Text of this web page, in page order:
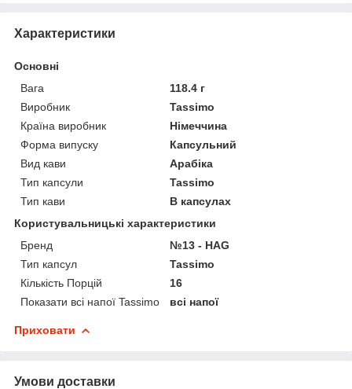
Характеристики
Основні
Вага
118.4 г
Виробник
Tassimo
Країна виробник
Німеччина
Форма випуску
Капсульний
Вид кави
Арабіка
Тип капсули
Tassimo
Тип кави
В капсулах
Користувальницькі характеристики
Бренд
№13 - HAG
Тип капсул
Tassimo
Кількість Порцій
16
Показати всі напої Tassimo
всі напої
Приховати
Умови доставки